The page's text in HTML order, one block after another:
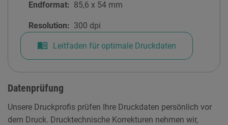
Endformat: 85,6 x 54 mm
Resolution: 300 dpi
menu_book Leitfaden für optimale Druckdaten
Datenprüfung
Unsere Druckprofis prüfen Ihre Druckdaten persönlich vor
dem Druck. Drucktechnische Korrekturen nehmen wir,